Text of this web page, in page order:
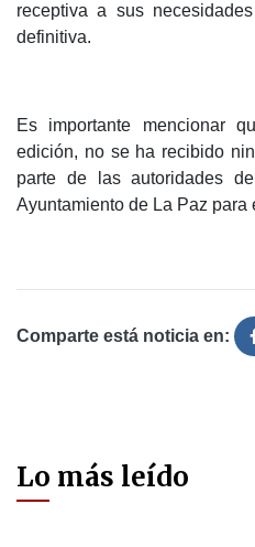
receptiva a sus
definitiva.
Es importante mencionar
edición, no se ha recibido
parte de las autoridades
Ayuntamiento de La Paz para
Comparte está noticia en:
Lo más leído